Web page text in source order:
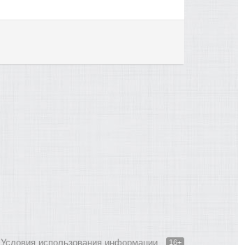
Условия использования информации 16+